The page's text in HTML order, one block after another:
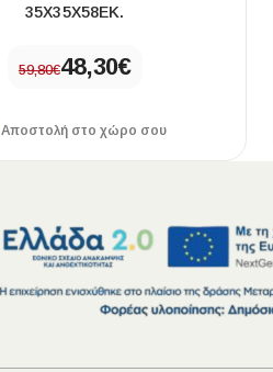
35X35X58ΕΚ.
59,80€48,30€
Αποστολή στο χώρο σου